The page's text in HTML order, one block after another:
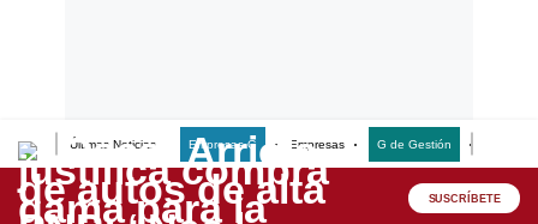
Últimas Noticias Empresas G Empresas G de Gestión
Lo último
Peru Quiosco SUSCRÍBETE